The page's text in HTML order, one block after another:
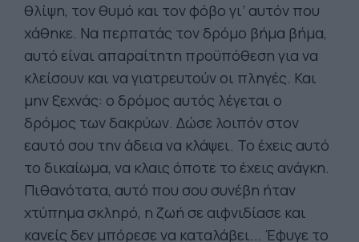
θλίψη, τον θυμό και τον φόβο γι’ αυτόν που
χάθηκε. Να περπατάς τον δρόμο βήμα βήμα,
αυτό είναι απαραίτητη προϋπόθεση για να
κλείσουν και να γιατρευτούν οι πληγές. Και
μην ξεχνάς: ο δρόμος αυτός λέγεται ο
δρόμος των δακρύων. Δώσε λοιπόν στον
εαυτό σου την άδεια να κλάψει. Το έχεις αυτό
το δικαίωμα, να κλαις όποτε το έχεις ανάγκη.
Πιθανότατα, αυτό που σου συνέβη ήταν
χτύπημα σκληρό, η ζωή σε αιφνιδίασε και
κανείς δεν μπόρεσε να καταλάβει... Έφυγε το